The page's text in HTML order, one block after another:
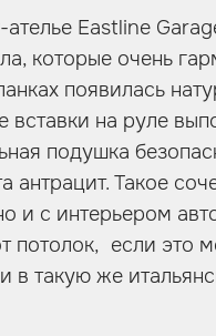
Eastline
которые очень
появилась
вставки на руле
подушка
антрацит. Такое
и с интерьером
потолок, если это
в такую же